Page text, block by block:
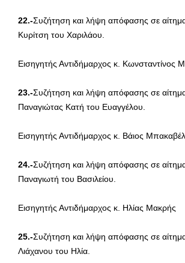
22.-Συζήτηση και λήψη απόφασης σε
Κυρίτση του Χαριλάου.
Εισηγητής Αντιδήμαρχος κ. Κωνσταντίνος
23.-Συζήτηση και λήψη απόφασης σε
Παναγιώτας Κατή του Ευαγγέλου.
Εισηγητής Αντιδήμαρχος κ. Βάιος
24.-Συζήτηση και λήψη απόφασης σε
Παναγιωτή του Βασιλείου.
Εισηγητής Αντιδήμαρχος κ. Ηλίας Μακρής
25.-Συζήτηση και λήψη απόφασης σε αίτημα
Λιάχανου του Ηλία.